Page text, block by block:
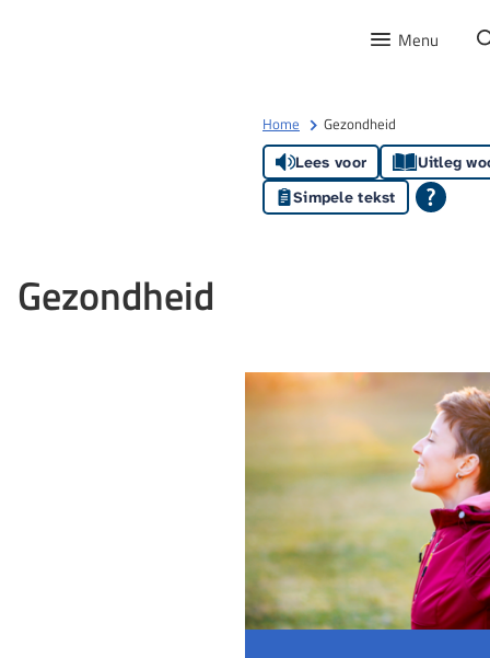
Menu
Home Gezondheid
Lees voor
Uitleg
Simpele tekst
Gezondheid